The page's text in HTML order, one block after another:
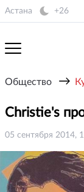
Астана +26
Общество →
Christie's
05 сентября 2014,